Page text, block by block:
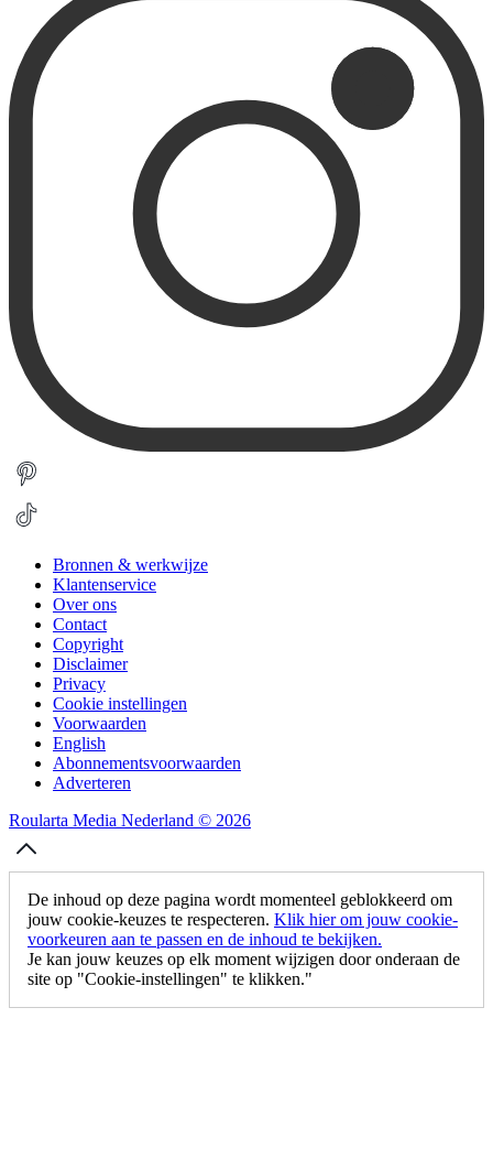
Bronnen & werkwijze
Klantenservice
Over ons
Contact
Copyright
Disclaimer
Privacy
Cookie instellingen
Voorwaarden
English
Abonnementsvoorwaarden
Adverteren
Roularta Media Nederland © 2026
De inhoud op deze pagina wordt momenteel geblokkeerd om
jouw cookie-keuzes te respecteren. Klik hier om jouw cookie-
voorkeuren aan te passen en de inhoud te bekijken.
Je kan jouw keuzes op elk moment wijzigen door onderaan de
site op "Cookie-instellingen" te klikken."